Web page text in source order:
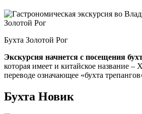
Бухта Золотой Рог
Экскурсия начнется с посещения
которая имеет и китайское название –
переводе означающее «бухта
Бухта Новик